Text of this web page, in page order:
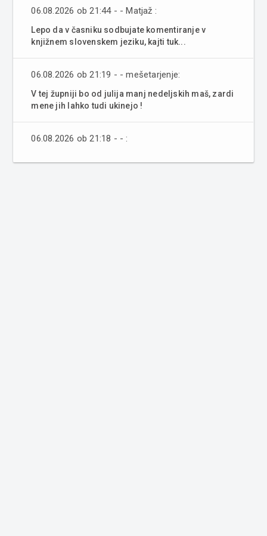
06.08.2026 ob 21:44 - - Matjaž :
Lepo da v časniku sodbujate komentiranje v
knjižnem slovenskem jeziku, kajti tuk...
06.08.2026 ob 21:19 - - mešetarjenje:
V tej župniji bo od julija manj nedeljskih maš, zardi
mene jih lahko tudi ukinejo !
06.08.2026 ob 21:18 - - :